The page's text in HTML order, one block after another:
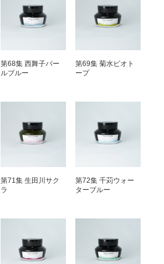
第68集 西舞子パー
ルブルー
第69集 菊水ビオト
ープ
第71集 生田川サク
ラ
第72集 千苅ウォー
ターブルー